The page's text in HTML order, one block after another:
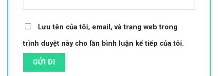
Lưu tên của tôi, email, và trang web trong
trình duyệt này cho lần bình luận kế tiếp của tôi.